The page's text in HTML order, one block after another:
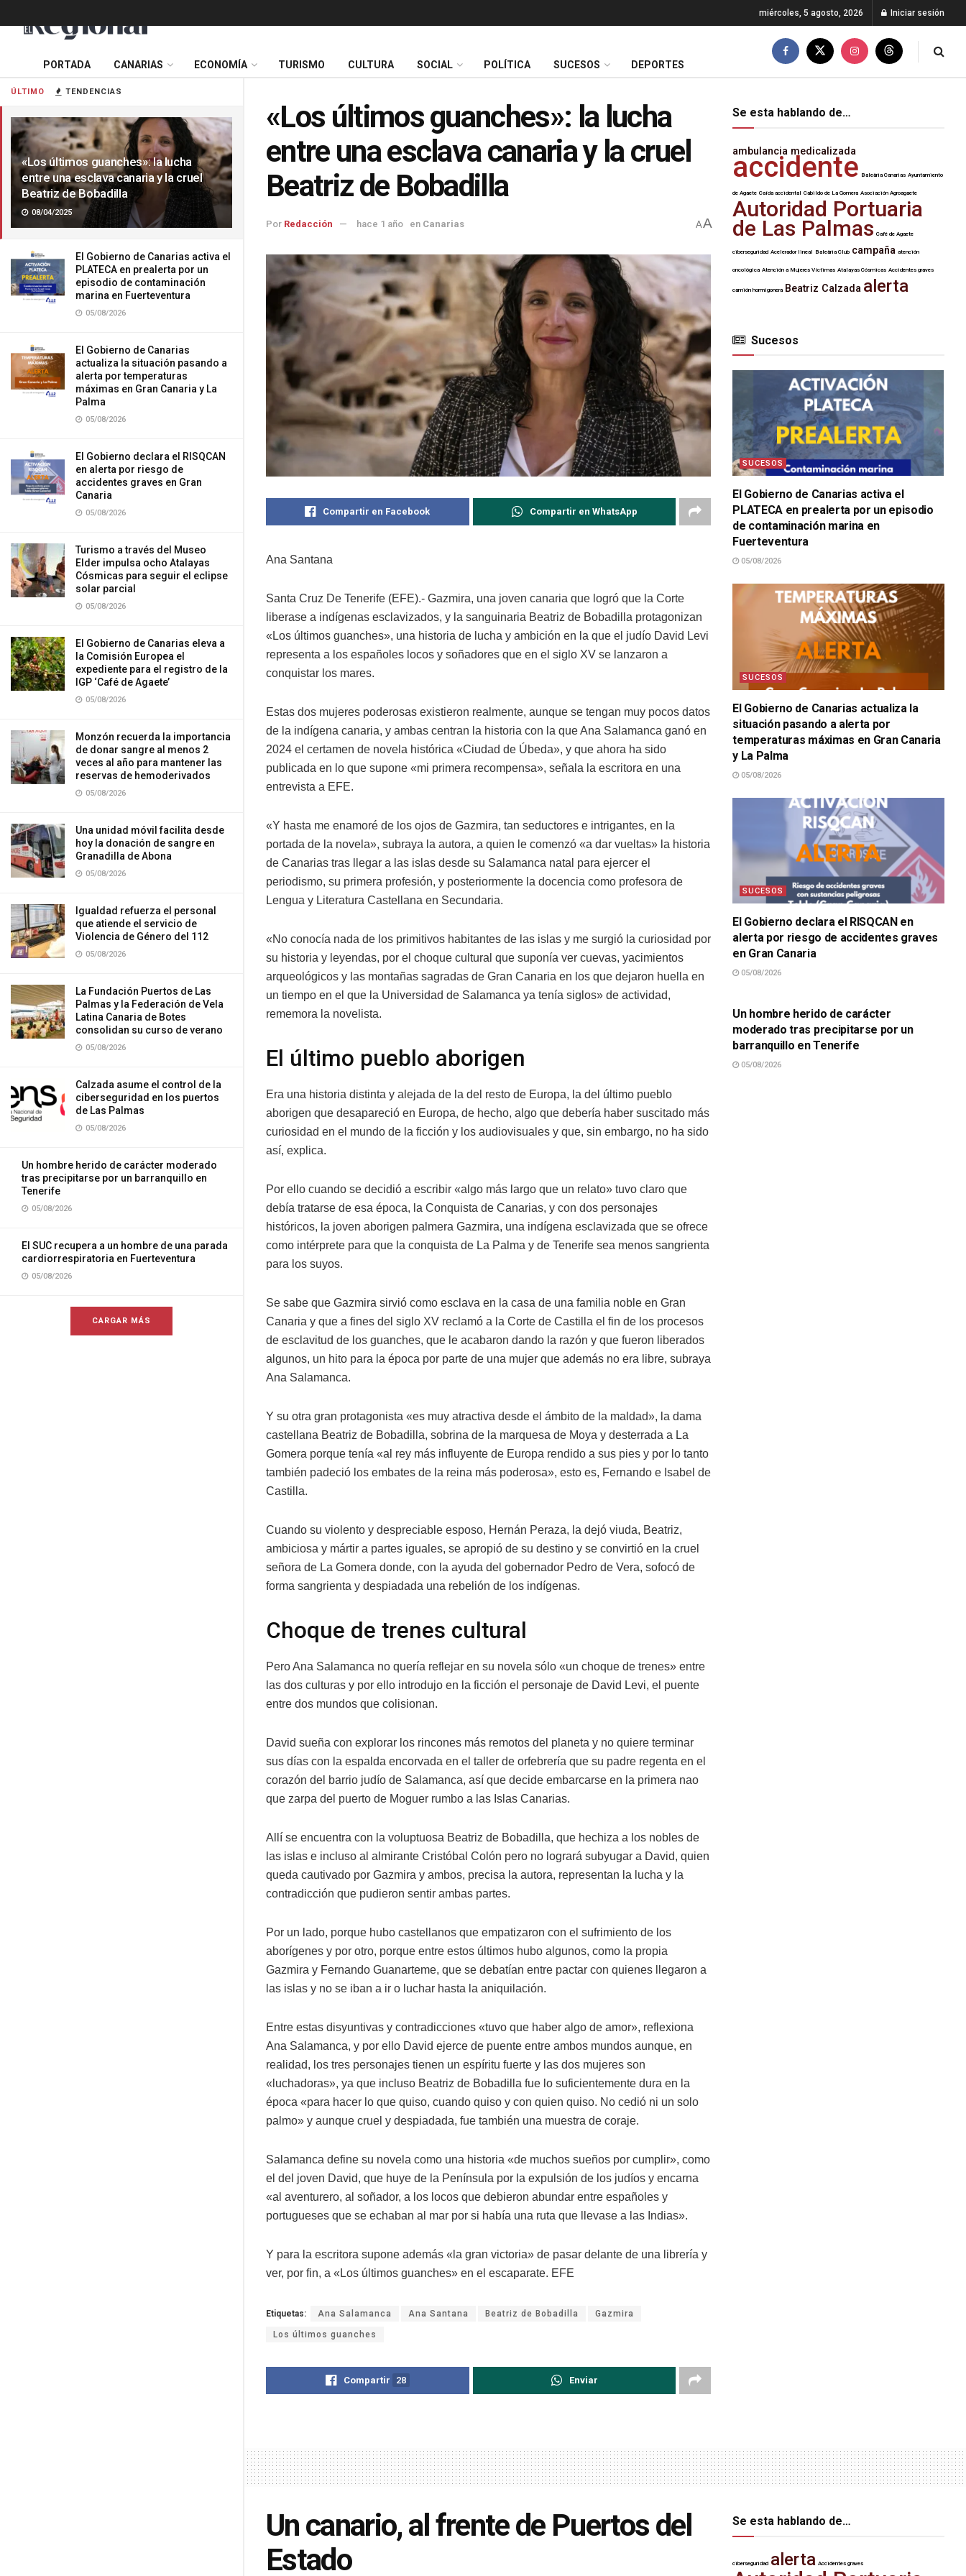
ÚLTIMO TENDENCIAS
«Los últimos guanches»: la lucha
entre una esclava canaria y la cruel
Beatriz de Bobadilla
08/04/2025
El Gobierno de Canarias activa el
PLATECA en prealerta por un
episodio de contaminación
marina en Fuerteventura
05/08/2026
El Gobierno de Canarias
actualiza la situación pasando a
alerta por temperaturas
máximas en Gran Canaria y La
Palma
05/08/2026
El Gobierno declara el RISQCAN
en alerta por riesgo de
accidentes graves en Gran
Canaria
05/08/2026
Turismo a través del Museo
Elder impulsa ocho Atalayas
Cósmicas para seguir el eclipse
solar parcial
05/08/2026
El Gobierno de Canarias eleva a
la Comisión Europea el
expediente para el registro de la
IGP ‘Café de Agaete’
05/08/2026
Monzón recuerda la importancia
de donar sangre al menos 2
veces al año para mantener las
reservas de hemoderivados
05/08/2026
Una unidad móvil facilita desde
hoy la donación de sangre en
Granadilla de Abona
05/08/2026
Igualdad refuerza el personal
que atiende el servicio de
Violencia de Género del 112
05/08/2026
La Fundación Puertos de Las
Palmas y la Federación de Vela
Latina Canaria de Botes
consolidan su curso de verano
05/08/2026
Calzada asume el control de la
ciberseguridad en los puertos
de Las Palmas
05/08/2026
Un hombre herido de carácter moderado
tras precipitarse por un barranquillo en
Tenerife
05/08/2026
El SUC recupera a un hombre de una parada
cardiorrespiratoria en Fuerteventura
05/08/2026
CARGAR MÁS
miércoles, 5 agosto, 2026 Iniciar sesión
PORTADA CANARIAS ECONOMÍA TURISMO CULTURA SOCIAL POLÍTICA SUCESOS DEPORTES
«Los últimos guanches»: la lucha
entre una esclava canaria y la cruel
Beatriz de Bobadilla
Por Redacción hace 1 año en Canarias AA
Compartir en Facebook Compartir en WhatsApp
Ana Santana
Santa Cruz De Tenerife (EFE).- Gazmira, una joven canaria que logró que la Corte
liberase a indígenas esclavizados, y la sanguinaria Beatriz de Bobadilla protagonizan
«Los últimos guanches», una historia de lucha y ambición en la que el judío David Levi
representa a los españoles locos y soñadores que en el siglo XV se lanzaron a
conquistar los mares.
Estas dos mujeres poderosas existieron realmente, aunque se tengan muy pocos datos
de la indígena canaria, y ambas centran la historia con la que Ana Salamanca ganó en
2024 el certamen de novela histórica «Ciudad de Úbeda», y que ahora ha sido
publicada en lo que supone «mi primera recompensa», señala la escritora en una
entrevista a EFE.
«Y hasta me enamoré de los ojos de Gazmira, tan seductores e intrigantes, en la
portada de la novela», subraya la autora, a quien le comenzó «a dar vueltas» la historia
de Canarias tras llegar a las islas desde su Salamanca natal para ejercer el
periodismo, su primera profesión, y posteriormente la docencia como profesora de
Lengua y Literatura Castellana en Secundaria.
«No conocía nada de los primitivos habitantes de las islas y me surgió la curiosidad por
su historia y leyendas, por el choque cultural que suponía ver cuevas, yacimientos
arqueológicos y las montañas sagradas de Gran Canaria en los que dejaron huella en
un tiempo en el que la Universidad de Salamanca ya tenía siglos» de actividad,
rememora la novelista.
El último pueblo aborigen
Era una historia distinta y alejada de la del resto de Europa, la del último pueblo
aborigen que desapareció en Europa, de hecho, algo que debería haber suscitado más
curiosidad en el mundo de la ficción y los audiovisuales y que, sin embargo, no ha sido
así, explica.
Por ello cuando se decidió a escribir «algo más largo que un relato» tuvo claro que
debía tratarse de esa época, la Conquista de Canarias, y con dos personajes
históricos, la joven aborigen palmera Gazmira, una indígena esclavizada que se ofrece
como intérprete para que la conquista de La Palma y de Tenerife sea menos sangrienta
para los suyos.
Se sabe que Gazmira sirvió como esclava en la casa de una familia noble en Gran
Canaria y que a fines del siglo XV reclamó a la Corte de Castilla el fin de los procesos
de esclavitud de los guanches, que le acabaron dando la razón y que fueron liberados
algunos, un hito para la época por parte de una mujer que además no era libre, subraya
Ana Salamanca.
Y su otra gran protagonista «es muy atractiva desde el ámbito de la maldad», la dama
castellana Beatriz de Bobadilla, sobrina de la marquesa de Moya y desterrada a La
Gomera porque tenía «al rey más influyente de Europa rendido a sus pies y por lo tanto
también padeció los embates de la reina más poderosa», esto es, Fernando e Isabel de
Castilla.
Cuando su violento y despreciable esposo, Hernán Peraza, la dejó viuda, Beatriz,
ambiciosa y mártir a partes iguales, se apropió de su destino y se convirtió en la cruel
señora de La Gomera donde, con la ayuda del gobernador Pedro de Vera, sofocó de
forma sangrienta y despiadada una rebelión de los indígenas.
Choque de trenes cultural
Pero Ana Salamanca no quería reflejar en su novela sólo «un choque de trenes» entre
las dos culturas y por ello introdujo en la ficción el personaje de David Levi, el puente
entre dos mundos que colisionan.
David sueña con explorar los rincones más remotos del planeta y no quiere terminar
sus días con la espalda encorvada en el taller de orfebrería que su padre regenta en el
corazón del barrio judío de Salamanca, así que decide embarcarse en la primera nao
que zarpa del puerto de Moguer rumbo a las Islas Canarias.
Allí se encuentra con la voluptuosa Beatriz de Bobadilla, que hechiza a los nobles de
las islas e incluso al almirante Cristóbal Colón pero no logrará subyugar a David, quien
queda cautivado por Gazmira y ambos, precisa la autora, representan la lucha y la
contradicción que pudieron sentir ambas partes.
Por un lado, porque hubo castellanos que empatizaron con el sufrimiento de los
aborígenes y por otro, porque entre estos últimos hubo algunos, como la propia
Gazmira y Fernando Guanarteme, que se debatían entre pactar con quienes llegaron a
las islas y no se iban a ir o luchar hasta la aniquilación.
Entre estas disyuntivas y contradicciones «tuvo que haber algo de amor», reflexiona
Ana Salamanca, y por ello David ejerce de puente entre ambos mundos aunque, en
realidad, los tres personajes tienen un espíritu fuerte y las dos mujeres son
«luchadoras», ya que incluso Beatriz de Bobadilla fue lo suficientemente dura en la
época «para hacer lo que quiso, cuando quiso y con quien quiso. No cedió ni un solo
palmo» y aunque cruel y despiadada, fue también una muestra de coraje.
Salamanca define su novela como una historia «de muchos sueños por cumplir», como
el del joven David, que huye de la Península por la expulsión de los judíos y encarna
«al aventurero, al soñador, a los locos que debieron abundar entre españoles y
portugueses que se echaban al mar por si había una ruta que llevase a las Indias».
Y para la escritora supone además «la gran victoria» de pasar delante de una librería y
ver, por fin, a «Los últimos guanches» en el escaparate. EFE
Etiquetas: Ana Salamanca Ana Santana Beatriz de Bobadilla Gazmira
Los últimos guanches
Compartir 28 Enviar
Se esta hablando de…
ambulancia medicalizada
accidente Baleària Canarias Ayuntamiento
de Agaete Caída accidental Cabildo de La Gomera Asociación Agroagaete
Autoridad Portuaria
de Las Palmas Café de Agaete
ciberseguridad Acelerador lineal Baleària Club campaña atención
oncológica Atención a Mujeres Víctimas Atalayas Cósmicas Accidentes graves
camión hormigonera Beatriz Calzada alerta
Sucesos
SUCESOS
El Gobierno de Canarias activa el
PLATECA en prealerta por un episodio
de contaminación marina en
Fuerteventura
05/08/2026
SUCESOS
El Gobierno de Canarias actualiza la
situación pasando a alerta por
temperaturas máximas en Gran Canaria
y La Palma
05/08/2026
SUCESOS
El Gobierno declara el RISQCAN en
alerta por riesgo de accidentes graves
en Gran Canaria
05/08/2026
Un hombre herido de carácter
moderado tras precipitarse por un
barranquillo en Tenerife
05/08/2026
Un canario, al frente de Puertos del
Estado
Se esta hablando de…
ciberseguridad alerta Accidentes graves